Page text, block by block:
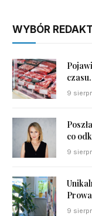
WYBÓR
9
co
9
9